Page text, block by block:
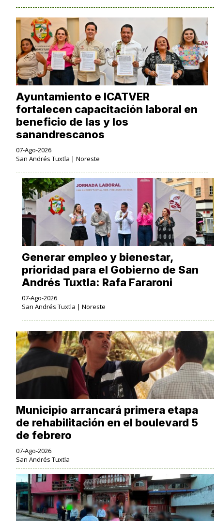
Ayuntamiento e ICATVER
fortalecen capacitación laboral en
beneficio de las y los
sanandrescanos
07-Ago-2026
San Andrés Tuxtla | Noreste
Generar empleo y bienestar,
prioridad para el Gobierno de San
Andrés Tuxtla: Rafa Fararoni
07-Ago-2026
San Andrés Tuxtla | Noreste
Municipio arrancará primera etapa
de rehabilitación en el boulevard 5
de febrero
07-Ago-2026
San Andrés Tuxtla